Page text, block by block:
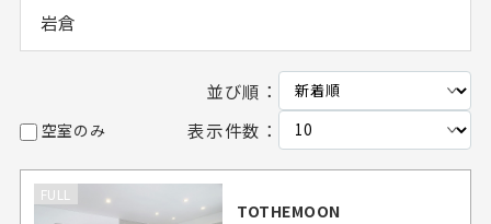
岩倉
並び順：
空室のみ 表示件数：
FULL
TOTHEMOON